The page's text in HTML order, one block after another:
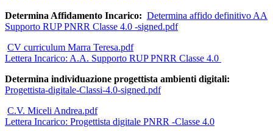
Determina Affidamento Incarico: Determina affido definitivo AA
Supporto RUP PNRR Classe 4.0 -signed.pdf
CV curriculum Marra Teresa.pdf
Lettera Incarico: A.A. Supporto RUP PNRR Classe 4.0
Determina individuazione progettista ambienti digitali:
Progettista-digitale-Classi-4.0-signed.pdf
C.V. Miceli Andrea.pdf
Lettera Incarico: Progettista digitale PNRR -Classe 4.0